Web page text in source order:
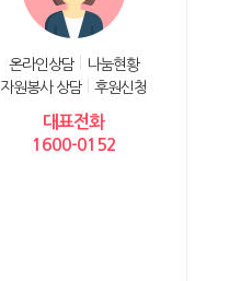
온라인상담
나눔현황
자원봉사 상담
후원신청
대표전화
1600-0152